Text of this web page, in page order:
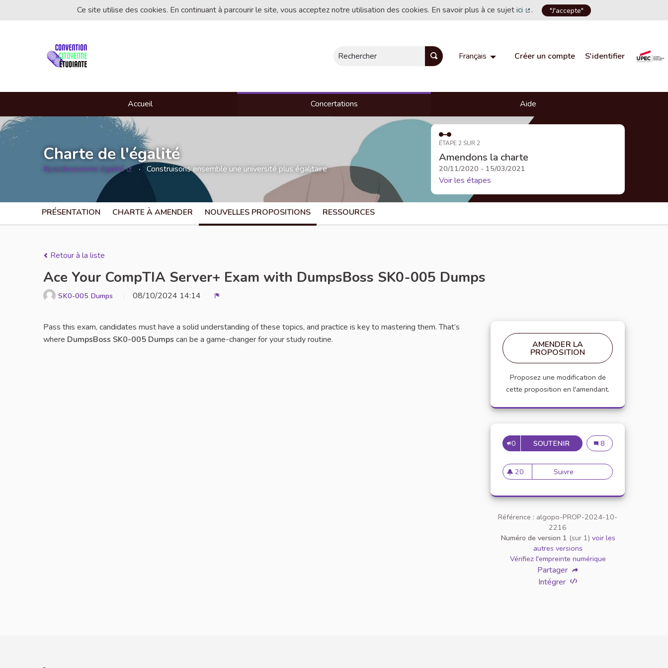
Ce site utilise des cookies. En continuant à parcourir le site, vous acceptez notre utilisation des cookies. En savoir plus à ce sujetici
(Lien externe)
. "J'accepte"
Rechercher Français Choisir la langueChoose language
Créer un compte S'identifier
Accueil Concertations Aide
Charte de l'égalité
#pasdesexisme égalité Construisons ensemble une université plus égalitaire
ÉTAPE 2 SUR 2
Amendons la charte
20/11/2020 - 15/03/2021
Voir les étapes
PRÉSENTATION CHARTE À AMENDER NOUVELLES PROPOSITIONS RESSOURCES
Retour à la liste
Ace Your CompTIA Server+ Exam with DumpsBoss SK0-005 Dumps
SK0-005 Dumps 08/10/2024 14:14
Pass this exam, candidates must have a solid understanding of these topics, and practice is key to mastering them. That’s
where DumpsBoss SK0-005 Dumps can be a game-changer for your study routine. AMENDER LA
PROPOSITION
Proposez une modification de
cette proposition en l'amendant.
0 SOUTENIR ACE YOUR COMPTIA
Ace Your CompTIA
8
20
20 abonnés
Suivre Ace Your CompTIA
Référence : algopo-PROP-2024-10-
2216
Numéro de version 1 (sur 1) voir les
autres versions
Vérifiez l'empreinte numérique
Partager
Intégrer